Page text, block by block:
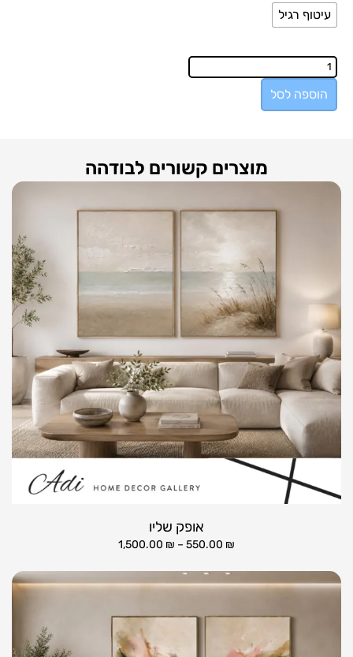
עיטוף רגיל
הוספה לסל
מוצרים קשורים לבודהה
אופק שליו
550.00 ₪
–
1,500.00 ₪